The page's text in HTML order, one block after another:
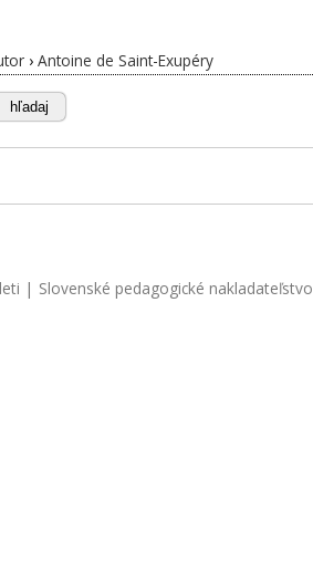
› Antoine de Saint-Exupéry
hľadaj
| Slovenské pedagogické nakladateľstvo